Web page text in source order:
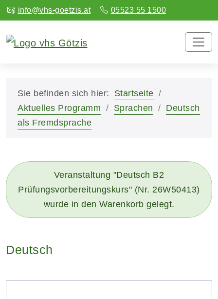
info@vhs-goetzis.at 05523 55 1500
Sie befinden sich hier:
Startseite
Aktuelles Programm
Sprachen
Deutsch
als Fremdsprache
Veranstaltung "Deutsch B2
Prüfungsvorbereitungskurs" (Nr. 26W50413)
wurde in den Warenkorb gelegt.
Deutsch